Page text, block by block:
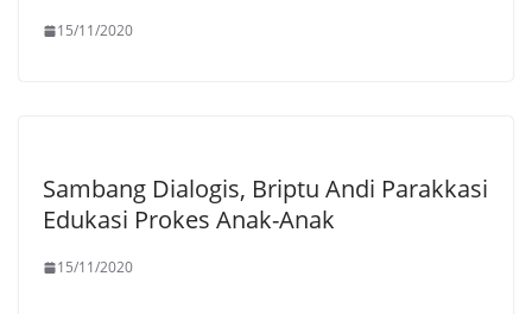
15/11/2020
Sambang Dialogis, Briptu Andi Parakkasi
Edukasi Prokes Anak-Anak
15/11/2020